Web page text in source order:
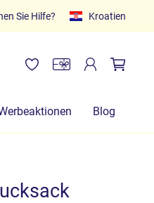
schreiben Sie an
3452280233
Sie Hilfe? Kroatien
Blog